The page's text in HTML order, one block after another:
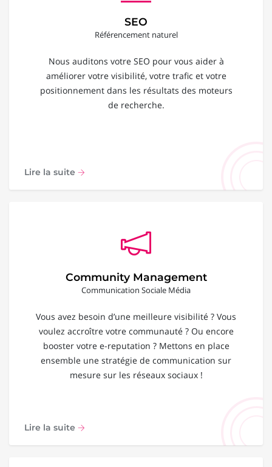
SEO
Référencement naturel
Nous auditons votre SEO pour vous aider à
améliorer votre visibilité, votre trafic et votre
positionnement dans les résultats des moteurs
de recherche.
Lire la suite
Community Management
Communication Sociale Média
Vous avez besoin d’une meilleure visibilité ? Vous
voulez accroître votre communauté ? Ou encore
booster votre e-reputation ? Mettons en place
ensemble une stratégie de communication sur
mesure sur les réseaux sociaux !
Lire la suite